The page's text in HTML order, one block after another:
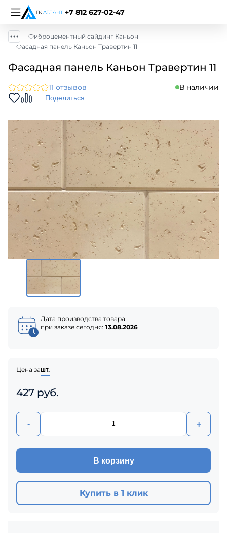
+7 812 627-02-47
Фиброцементный сайдинг Каньон
Фасадная панель Каньон Травертин 11
Фасадная панель Каньон Травертин 11
11 отзывов В наличии
Поделиться
Дата производства товара
при заказе сегодня: 13.08.2026
Цена зашт.
427 руб.
- +
В корзину
Купить в 1 клик